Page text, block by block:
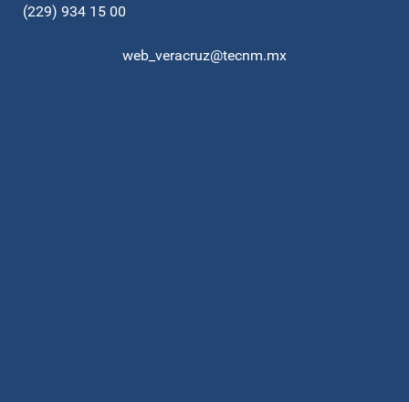
(229) 934 15 00
web_veracruz@tecnm.mx